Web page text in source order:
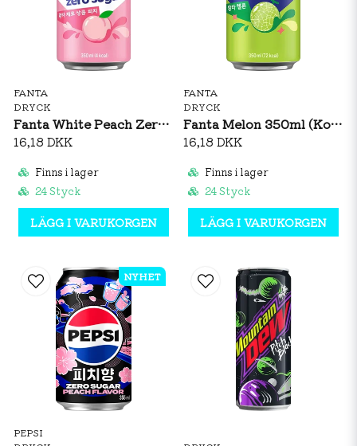
FANTA
DRYCK
Fanta White Peach Zero 350ml (Korea)
16,18 DKK
Finns i lager
24 Styck
LÄGG I VARUKORGEN
FANTA
DRYCK
Fanta Melon 350ml (Korea)
16,18 DKK
Finns i lager
24 Styck
LÄGG I VARUKORGEN
PEPSI
NYHET